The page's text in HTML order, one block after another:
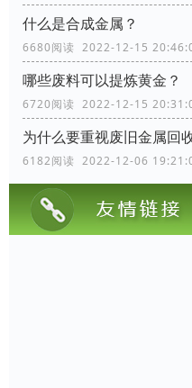
什么是合成金属？
6680阅读 2022-12-15
哪些废料可以提炼黄金？
6720阅读 2022-12-15
为什么要重视废旧金属回
6182阅读 2022-12-06